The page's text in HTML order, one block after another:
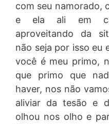
com seu namorado,
e ela ali em
aproveitando da
não seja por isso eu
você é meu primo,
que primo que
haver, nos não
aliviar da tesão e
olhou nos olho e